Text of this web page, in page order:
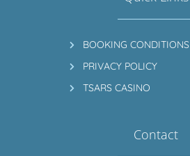
BOOKING CONDITIONS
PRIVACY POLICY
TSARS CASINO
Contact